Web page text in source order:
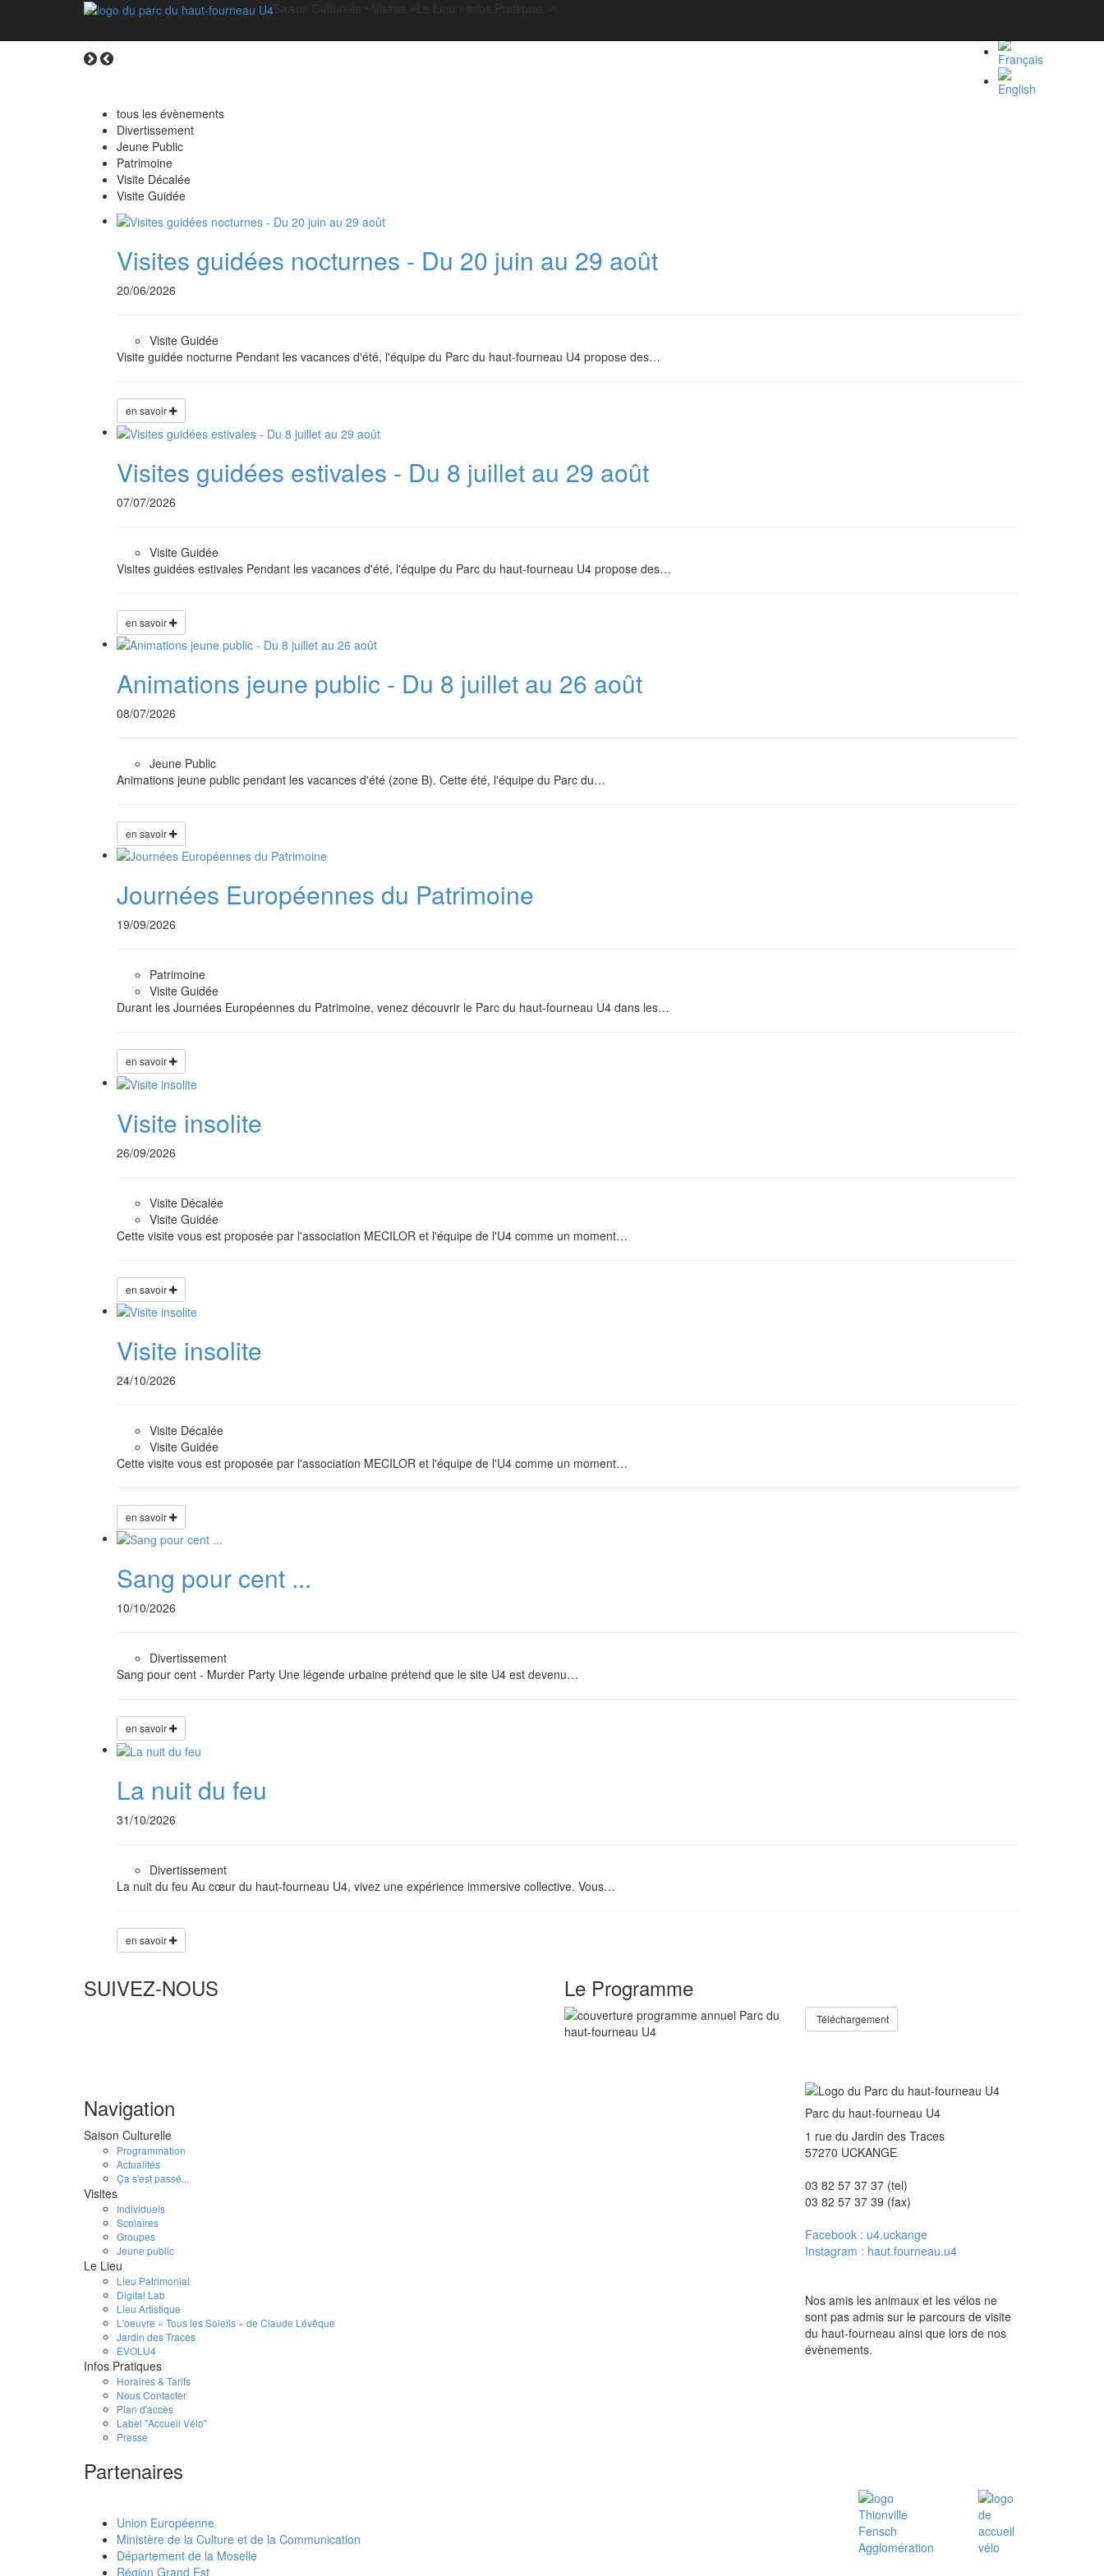
tous les évènements
Divertissement
Jeune Public
Patrimoine
Visite Décalée
Visite Guidée
Visites guidées nocturnes - Du 20 juin au 29 août
20/06/2026
Visite Guidée
Visite guidée nocturne Pendant les vacances d'été, l'équipe du Parc du haut-fourneau U4 propose des…
en savoir
Visites guidées estivales - Du 8 juillet au 29 août
07/07/2026
Visite Guidée
Visites guidées estivales Pendant les vacances d'été, l'équipe du Parc du haut-fourneau U4 propose des…
en savoir
Animations jeune public - Du 8 juillet au 26 août
08/07/2026
Jeune Public
Animations jeune public pendant les vacances d'été (zone B). Cette été, l'équipe du Parc du…
en savoir
Journées Européennes du Patrimoine
19/09/2026
Patrimoine
Visite Guidée
Durant les Journées Européennes du Patrimoine, venez découvrir le Parc du haut-fourneau U4 dans les…
en savoir
Visite insolite
26/09/2026
Visite Décalée
Visite Guidée
Cette visite vous est proposée par l'association MECILOR et l'équipe de l'U4 comme un moment…
en savoir
Visite insolite
24/10/2026
Visite Décalée
Visite Guidée
Cette visite vous est proposée par l'association MECILOR et l'équipe de l'U4 comme un moment…
en savoir
Sang pour cent ...
10/10/2026
Divertissement
Sang pour cent - Murder Party Une légende urbaine prétend que le site U4 est devenu…
en savoir
La nuit du feu
31/10/2026
Divertissement
La nuit du feu Au cœur du haut-fourneau U4, vivez une expérience immersive collective. Vous…
en savoir
SUIVEZ-NOUS Le Programme
Téléchargement
Navigation
Saison Culturelle
Programmation
Actualités
Ça s'est passé...
Visites
Individuels
Scolaires
Groupes
Jeune public
Le Lieu
Lieu Patrimonial
Digital Lab
Lieu Artistique
L'oeuvre « Tous les Soleils » de Claude Lévêque
Jardin des Traces
EVOLU4
Infos Pratiques
Horaires & Tarifs
Nous Contacter
Plan d'accès
Label "Accueil Vélo"
Presse
Parc du haut-fourneau U4
1 rue du Jardin des Traces
57270 UCKANGE
03 82 57 37 37 (tel)
03 82 57 37 39 (fax)
Facebook : u4.uckange
Instagram : haut.fourneau.u4
Nos amis les animaux et les vélos ne
sont pas admis sur le parcours de visite
du haut-fourneau ainsi que lors de nos
évènements.
Partenaires
Union Européenne
Ministère de la Culture et de la Communication
Département de la Moselle
Région Grand Est